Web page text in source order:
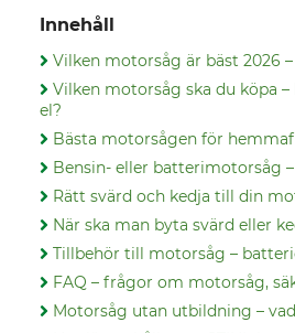
Innehåll
Vilken motorsåg är bäst 2026
Vilken motorsåg ska du köpa
el?
Bästa motorsågen för
Bensin- eller batterimotorsåg
Rätt svärd och kedja till din
När ska man byta svärd eller
Tillbehör till motorsåg –
FAQ – frågor om motorsåg,
Motorsåg utan utbildning –